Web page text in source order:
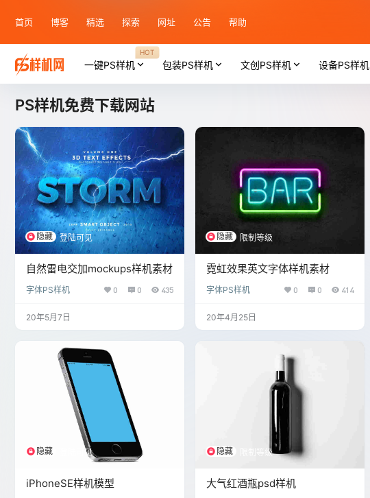
首页 博客 精选 探索 网址 公告 帮助
一键PS样机
HOT
包装PS样机 文创PS样机 设备PS样机
PS样机免费下载网站
隐藏 登陆可见
自然雷电交加mockups样机素材
字体PS样机 0 0 435
20年5月7日
隐藏 限制等级
霓虹效果英文字体样机素材
字体PS样机 0 0 414
20年4月25日
隐藏 登陆可见
iPhoneSE样机模型
隐藏 限制等级
大气红酒瓶psd样机